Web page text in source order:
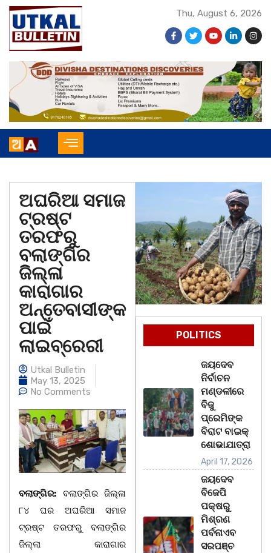
Thu, August 6, 2026
ଅଘରିଆ ସମାଜ
ଟ୍ରଷ୍ଟ
ତରଫରୁ
ବଲାଙ୍ଗିର
ଜିଲ୍ଳା
କାରାଗାର
ଅନ୍ତେବାସୀଙ୍କ
ପାଇଁ
ଲାଇବ୍ରେରୀ
Utkal Bulletin
May 13, 2025
No Comments
ବଲାଙ୍ଗିର: ବଲାଙ୍ଗିର ଜିଲ୍ଳା
୮୪ ଘର ଅଘରିଆ ସମାଜ
ଟ୍ରଷ୍ଟ ତରଫରୁ ବଲାଙ୍ଗିର
ଜିଲ୍ଲା କାରାଗାର
POLITICS
ଜୟଦେବ
ନିର୍ବାଚନ
ମଣ୍ଡଳୀରେ
ବିଜୁ
ପ୍ରେମିଙ୍କ
ବିରାଟ ବାଇକ୍
ଶୋଭାଯାତ୍ରା
April 17, 2026
ଜୟଦେବ
ବିଜେପି
ପକ୍ଷରୁ
ମିଶ୍ରଣ
ପର୍ବନାଏବ
ସରପଞ୍ଚ